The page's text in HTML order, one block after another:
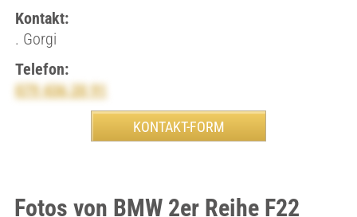
Kontakt:
. Gorgi
Telefon:
079 436 20 91
Fotos von BMW 2er Reihe F22